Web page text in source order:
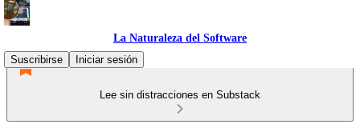
La Naturaleza del Software
Suscribirse
Iniciar sesión
Lee sin distracciones en Substack